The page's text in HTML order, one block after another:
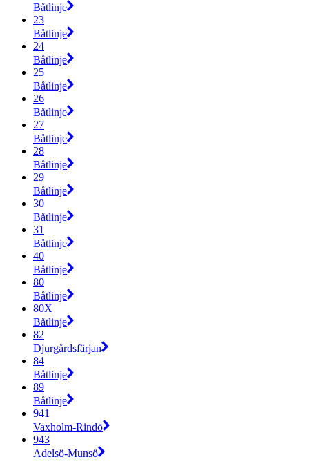
Båtlinje
23
Båtlinje
24
Båtlinje
25
Båtlinje
26
Båtlinje
27
Båtlinje
28
Båtlinje
29
Båtlinje
30
Båtlinje
31
Båtlinje
40
Båtlinje
80
Båtlinje
80X
Båtlinje
82
Djurgårdsfärjan
84
Båtlinje
89
Båtlinje
941
Vaxholm-Rindö
943
Adelsö-Munsö